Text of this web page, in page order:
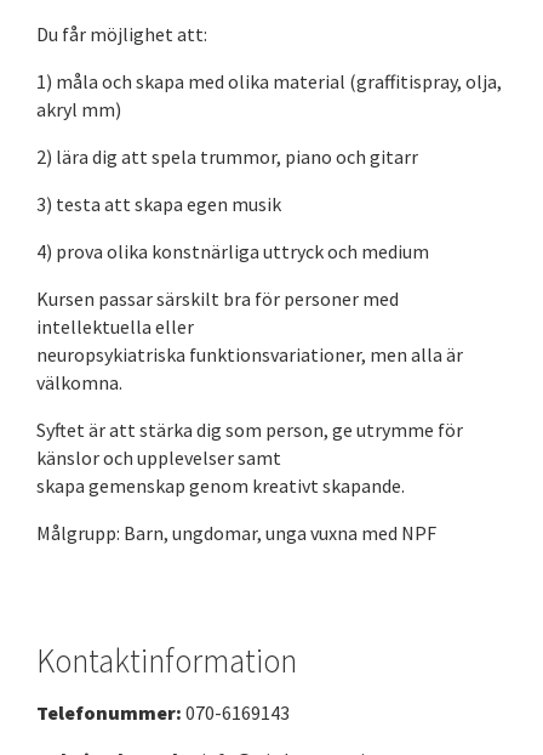
Du får möjlighet att:
1) måla och skapa med olika material (graffitispray, olja,
akryl mm)
2) lära dig att spela trummor, piano och gitarr
3) testa att skapa egen musik
4) prova olika konstnärliga uttryck och medium
Kursen passar särskilt bra för personer med
intellektuella eller
neuropsykiatriska funktionsvariationer, men alla är
välkomna.
Syftet är att stärka dig som person, ge utrymme för
känslor och upplevelser samt
skapa gemenskap genom kreativt skapande.
Målgrupp: Barn, ungdomar, unga vuxna med NPF
Kontaktinformation
Telefonummer: 070-6169143